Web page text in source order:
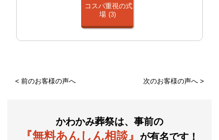
コスパ重視の式
場 (3)
<前のお客様の声へ 次のお客様の声へ>
かわかみ葬祭は、事前の
『無料あんしん相談』 が有名です！